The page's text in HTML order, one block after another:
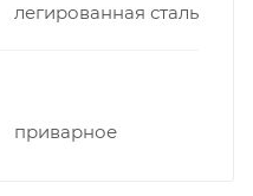
легированная сталь
приварное